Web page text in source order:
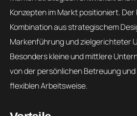
Konzepten im Markt positioniert.
Kombination aus strategischem
Markenführung und zielgerichteter
Besonders kleine und mittlere
von der persönlichen Betreuung
flexiblen Arbeitsweise.